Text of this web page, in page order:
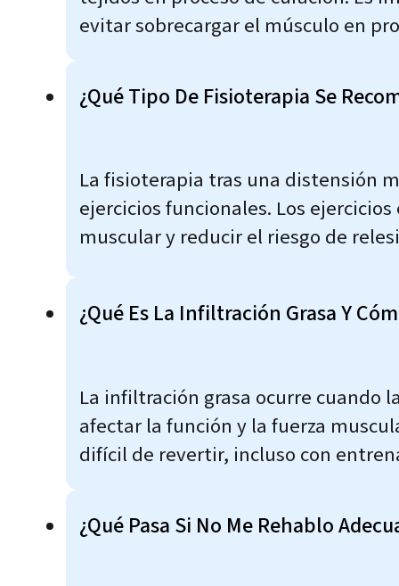
evitar sobrecargar el músculo en
¿Qué Tipo De Fisioterapia Se
La fisioterapia tras una distensión
ejercicios funcionales. Los
muscular y reducir el riesgo de
¿Qué Es La Infiltración Grasa Y
La infiltración grasa ocurre cuando
afectar la función y la fuerza
difícil de revertir, incluso con
¿Qué Pasa Si No Me Rehablo